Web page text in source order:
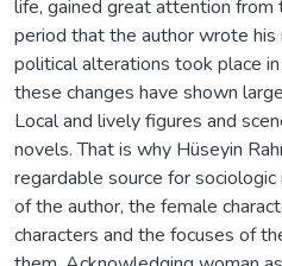
life, gained great attention from
period that the author wrote his
political alterations took place
these changes have shown
Local and lively figures and
novels. That is why Hüseyin
regardable source for
of the author, the female
characters and the focuses of